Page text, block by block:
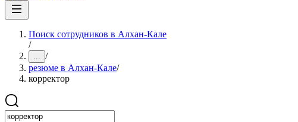
Поиск сотрудников в Алхан-Кале
/
... /
резюме в Алхан-Кале/
корректор